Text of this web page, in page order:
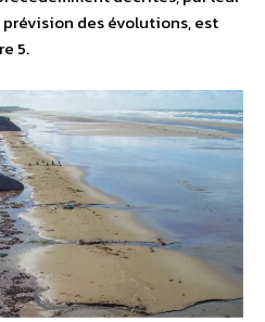
des évolutions, est
5.